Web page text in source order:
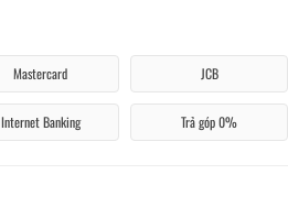
Mastercard JCB
Internet Banking Trả góp 0%